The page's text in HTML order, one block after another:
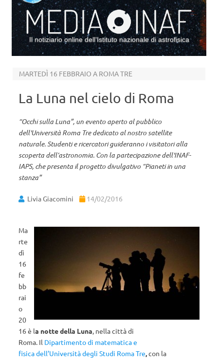
Il notiziario online dell’Istituto nazionale di astrofisica
MARTEDÌ 16 FEBBRAIO A ROMA TRE
La Luna nel cielo di Roma
“Occhi sulla Luna”, un evento aperto al pubblico
dell'Università Roma Tre dedicato al nostro satellite
naturale. Studenti e ricercatori guideranno i visitatori alla
scoperta dell’astronomia. Con la partecipazione dell'INAF-
IAPS, che presenta il progetto divulgativo “Pianeti in una
stanza”
Livia Giacomini 14/02/2016
Ma
rte
dì
16
fe
bb
rai
o
20
16 è la notte della Luna, nella città di
Roma. Il Dipartimento di matematica e
fisica dell’Università degli Studi Roma Tre,con la